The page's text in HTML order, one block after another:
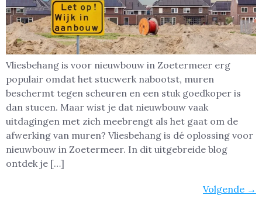
Vliesbehang is voor nieuwbouw in Zoetermeer erg
populair omdat het stucwerk nabootst, muren
beschermt tegen scheuren en een stuk goedkoper is
dan stucen. Maar wist je dat nieuwbouw vaak
uitdagingen met zich meebrengt als het gaat om de
afwerking van muren? Vliesbehang is dé oplossing voor
nieuwbouw in Zoetermeer. In dit uitgebreide blog
ontdek je […]
Volgende →